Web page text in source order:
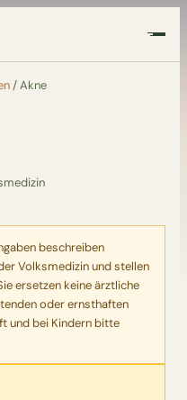
/Akne
beschreiben
Volksmedizin und stellen
ersetzen keine ärztliche
oder ernsthaften
und bei Kindern bitte